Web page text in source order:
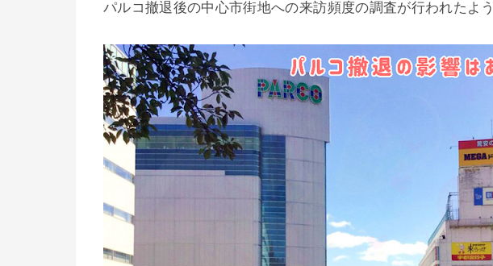
パルコ撤退後の中心市街地への来訪頻度の調査が行われたよ